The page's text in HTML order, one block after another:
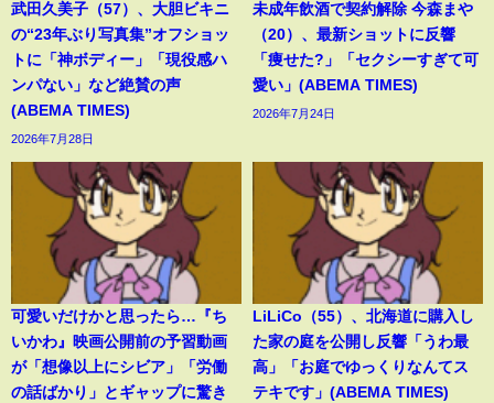
武田久美子（57）、大胆ビキニ
の“23年ぶり写真集”オフショッ
トに「神ボディー」「現役感ハ
ンパない」など絶賛の声
(ABEMA TIMES)
2026年7月28日
未成年飲酒で契約解除 今森まや
（20）、最新ショットに反響
「痩せた?」「セクシーすぎて可
愛い」(ABEMA TIMES)
2026年7月24日
可愛いだけかと思ったら…『ち
いかわ』映画公開前の予習動画
が「想像以上にシビア」「労働
の話ばかり」とギャップに驚き
LiLiCo（55）、北海道に購入し
た家の庭を公開し反響「うわ最
高」「お庭でゆっくりなんてス
テキです」(ABEMA TIMES)